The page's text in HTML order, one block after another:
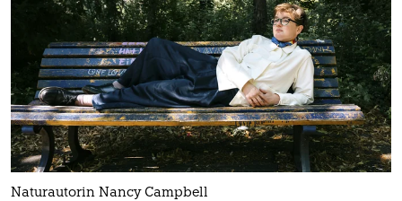
Na­tur­au­to­rin Nancy Campbell